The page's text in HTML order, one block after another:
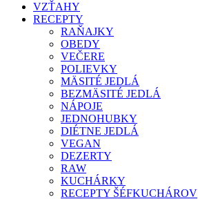
VZŤAHY
RECEPTY
RAŇAJKY
OBEDY
VEČERE
POLIEVKY
MÄSITÉ JEDLÁ
BEZMÄSITÉ JEDLÁ
NÁPOJE
JEDNOHUBKY
DIÉTNE JEDLÁ
VEGAN
DEZERTY
RAW
KUCHÁRKY
RECEPTY ŠÉFKUCHÁROV